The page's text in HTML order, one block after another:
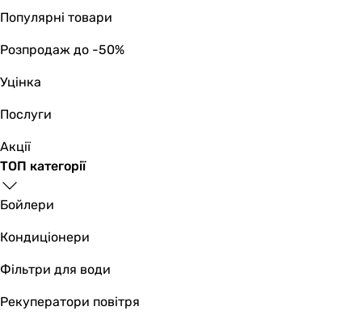
Колір
чорний
чорний
Габарити в упаковці
Вага в упаковці
9.8 кг
9.7 кг
10.77 кг
Ширина в упаковці
390 мм
490 мм
Висота в упаковці
370 мм
390 мм
Популярні товари
Розпродаж до -50%
Уцінка
Послуги
Акції
ТОП категорії
Бойлери
Кондиціонери
Фільтри для води
Рекуператори повітря